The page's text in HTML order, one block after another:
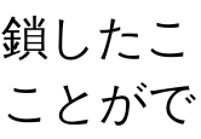
した
とが